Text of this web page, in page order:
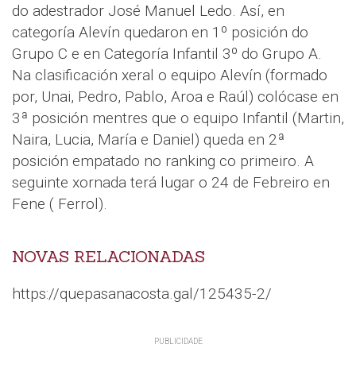
do adestrador José Manuel Ledo. Así, en
categoría Alevín quedaron en 1º posición do
Grupo C e en Categoría Infantil 3º do Grupo A.
Na clasificación xeral o equipo Alevín (formado
por, Unai, Pedro, Pablo, Aroa e Raúl) colócase en
3ª posición mentres que o equipo Infantil (Martin,
Naira, Lucia, María e Daniel) queda en 2ª
posición empatado no ranking co primeiro. A
seguinte xornada terá lugar o 24 de Febreiro en
Fene ( Ferrol).
NOVAS RELACIONADAS
https://quepasanacosta.gal/125435-2/